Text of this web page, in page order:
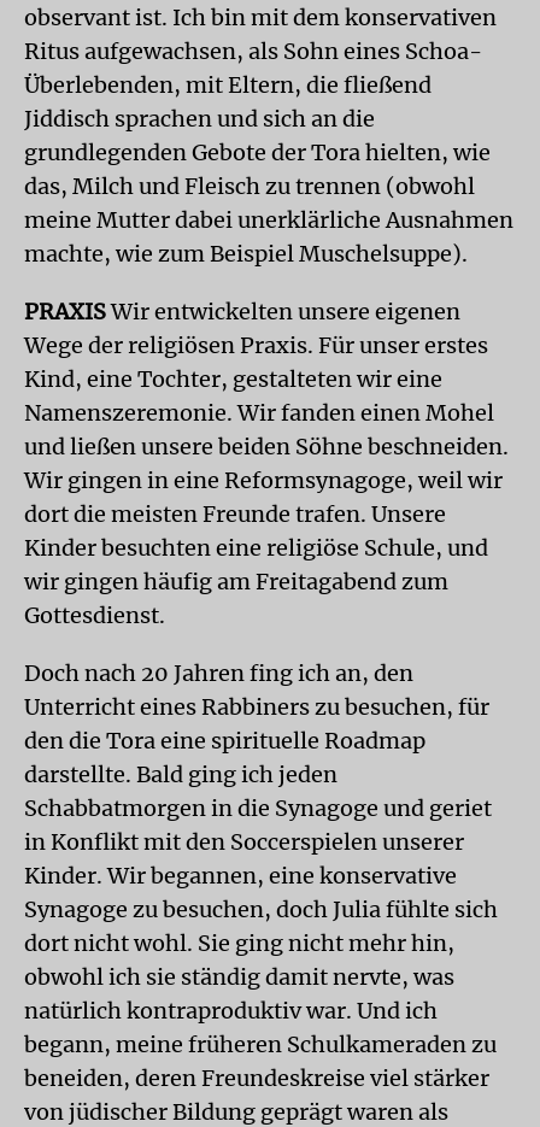
observant ist. Ich bin mit dem konservativen
Ritus aufgewachsen, als Sohn eines Schoa-
Überlebenden, mit Eltern, die fließend
Jiddisch sprachen und sich an die
grundlegenden Gebote der Tora hielten, wie
das, Milch und Fleisch zu trennen (obwohl
meine Mutter dabei unerklärliche Ausnahmen
machte, wie zum Beispiel Muschelsuppe).
PRAXISWir entwickelten unsere eigenen
Wege der religiösen Praxis. Für unser erstes
Kind, eine Tochter, gestalteten wir eine
Namenszeremonie. Wir fanden einen Mohel
und ließen unsere beiden Söhne beschneiden.
Wir gingen in eine Reformsynagoge, weil wir
dort die meisten Freunde trafen. Unsere
Kinder besuchten eine religiöse Schule, und
wir gingen häufig am Freitagabend zum
Gottesdienst.
Doch nach 20 Jahren fing ich an, den
Unterricht eines Rabbiners zu besuchen, für
den die Tora eine spirituelle Roadmap
darstellte. Bald ging ich jeden
Schabbatmorgen in die Synagoge und geriet
in Konflikt mit den Soccerspielen unserer
Kinder. Wir begannen, eine konservative
Synagoge zu besuchen, doch Julia fühlte sich
dort nicht wohl. Sie ging nicht mehr hin,
obwohl ich sie ständig damit nervte, was
natürlich kontraproduktiv war. Und ich
begann, meine früheren Schulkameraden zu
beneiden, deren Freundeskreise viel stärker
von jüdischer Bildung geprägt waren als